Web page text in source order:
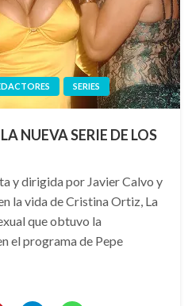
SERIES
NUEVA SERIE DE LOS
y dirigida por Javier Calvo y
la vida de Cristina Ortiz, La
que obtuvo la
el programa de Pepe